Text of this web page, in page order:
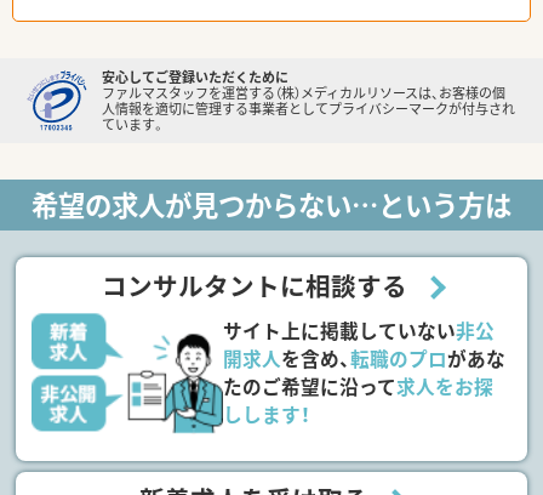
安心してご登録いただくために
ファルマスタッフを運営する（株）メディカルリソースは、お客様の個
人情報を適切に管理する事業者としてプライバシーマークが付与され
ています。
希望の求人が見つからない…という方は
コンサルタントに相談する
サイト上に掲載していない非公
開求人を含め、転職のプロがあな
たのご希望に沿って求人をお探
しします！